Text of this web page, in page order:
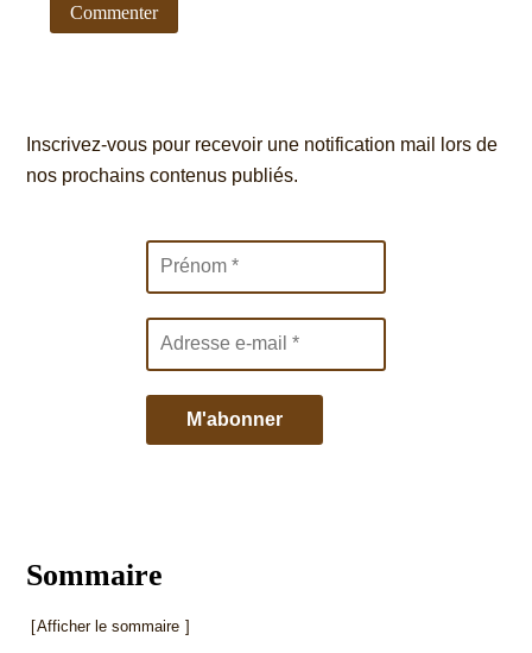
Commenter
Inscrivez-vous pour recevoir une notification mail lors de
nos prochains contenus publiés.
Sommaire
Afficher le sommaire